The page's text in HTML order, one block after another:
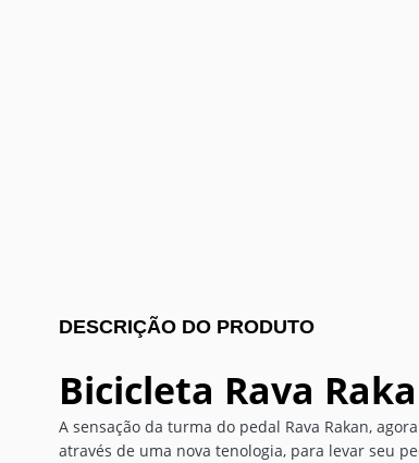
DESCRIÇÃO DO PRODUTO
Bicicleta Rava
A sensação da turma do pedal Rava Rakan,
através de uma nova tenologia, para levar seu